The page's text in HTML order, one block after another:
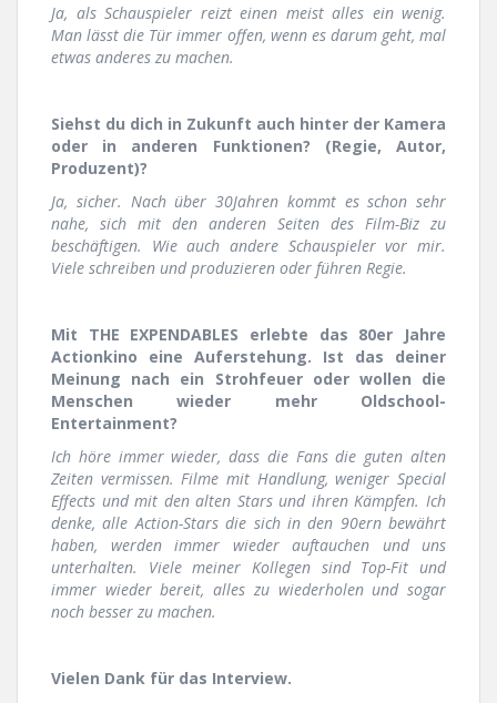
Ja, als Schauspieler reizt einen meist alles ein wenig.
Man lässt die Tür immer offen, wenn es darum geht, mal
etwas anderes zu machen.
Siehst du dich in Zukunft auch hinter der Kamera
oder in anderen Funktionen? (Regie, Autor,
Produzent)?
Ja, sicher. Nach über 30Jahren kommt es schon sehr
nahe, sich mit den anderen Seiten des Film-Biz zu
beschäftigen. Wie auch andere Schauspieler vor mir.
Viele schreiben und produzieren oder führen Regie.
Mit THE EXPENDABLES erlebte das 80er Jahre
Actionkino eine Auferstehung. Ist das deiner
Meinung nach ein Strohfeuer oder wollen die
Menschen wieder mehr Oldschool-
Entertainment?
Ich höre immer wieder, dass die Fans die guten alten
Zeiten vermissen. Filme mit Handlung, weniger Special
Effects und mit den alten Stars und ihren Kämpfen. Ich
denke, alle Action-Stars die sich in den 90ern bewährt
haben, werden immer wieder auftauchen und uns
unterhalten. Viele meiner Kollegen sind Top-Fit und
immer wieder bereit, alles zu wiederholen und sogar
noch besser zu machen.
Vielen Dank für das Interview.